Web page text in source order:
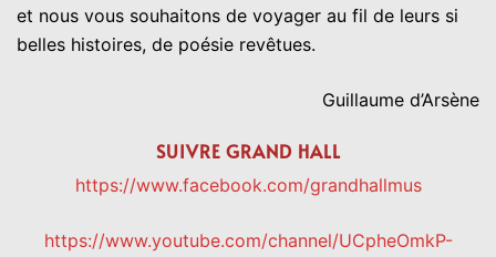
et nous vous souhaitons de voyager au fil de leurs si
belles histoires, de poésie revêtues.
Guillaume d’Arsène
SUIVRE GRAND HALL
https://www.facebook.com/grandhallmus
https://www.youtube.com/channel/UCpheOmkP-